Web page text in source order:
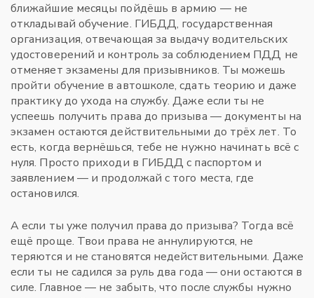
ближайшие месяцы пойдёшь в армию — не
откладывай обучение. ГИБДД, государственная
организация, отвечающая за выдачу водительских
удостоверений и контроль за соблюдением ПДД не
отменяет экзамены для призывников. Ты можешь
пройти обучение в автошколе, сдать теорию и даже
практику до ухода на службу. Даже если ты не
успеешь получить права до призыва — документы на
экзамен остаются действительными до трёх лет. То
есть, когда вернёшься, тебе не нужно начинать всё с
нуля. Просто приходи в ГИБДД с паспортом и
заявлением — и продолжай с того места, где
остановился.
А если ты уже получил права до призыва? Тогда всё
ещё проще. Твои права не аннулируются, не
теряются и не становятся недействительными. Даже
если ты не садился за руль два года — они остаются в
силе. Главное — не забыть, что после службы нужно